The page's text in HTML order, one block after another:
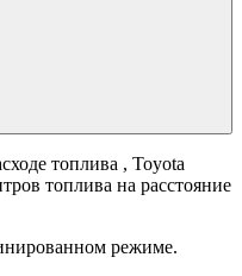
топлива , Toyota
топлива на расстояние
режиме.